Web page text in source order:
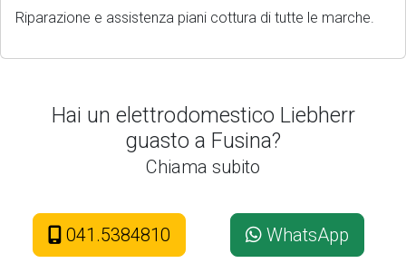
Riparazione e assistenza piani cottura di tutte le marche.
Hai un elettrodomestico Liebherr
guasto a Fusina?
Chiama subito
041.5384810 WhatsApp